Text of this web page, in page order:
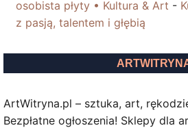
osobista płyty • Kultura & Art -
z pasją, talentem i głębią
ArtWitryna.pl – sztuka, art,
Bezpłatne ogłoszenia! Sklepy dla